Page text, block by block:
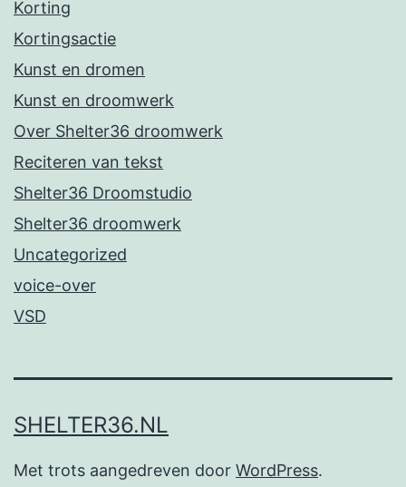
Korting
Kortingsactie
Kunst en dromen
Kunst en droomwerk
Over Shelter36 droomwerk
Reciteren van tekst
Shelter36 Droomstudio
Shelter36 droomwerk
Uncategorized
voice-over
VSD
SHELTER36.NL
Met trots aangedreven door WordPress.